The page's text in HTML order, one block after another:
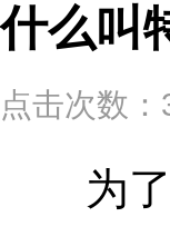
什么叫
点击次数
为了